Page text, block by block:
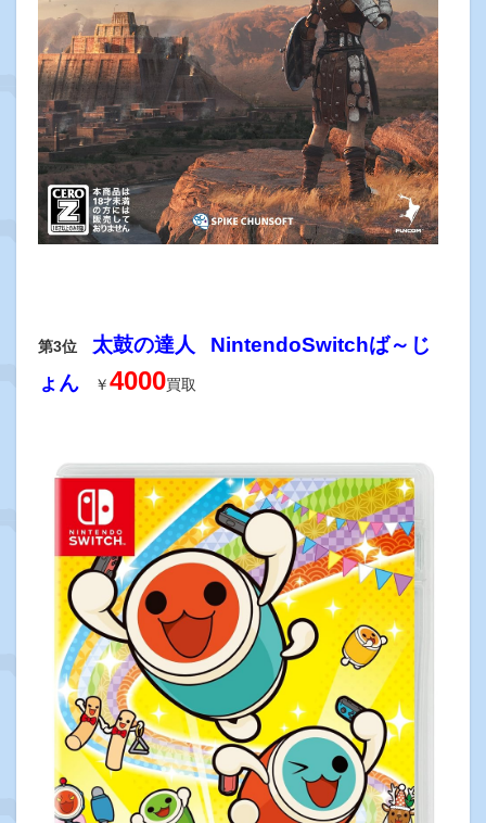
第3位 太鼓の達人
NintendoSwitchば～じ
ょん
￥4000買取